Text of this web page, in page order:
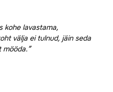
kohe lavastama,
välja ei tulnud, jäin seda
mööda.”